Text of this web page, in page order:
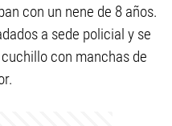
con un nene de 8 años.
a sede policial y se
con manchas de